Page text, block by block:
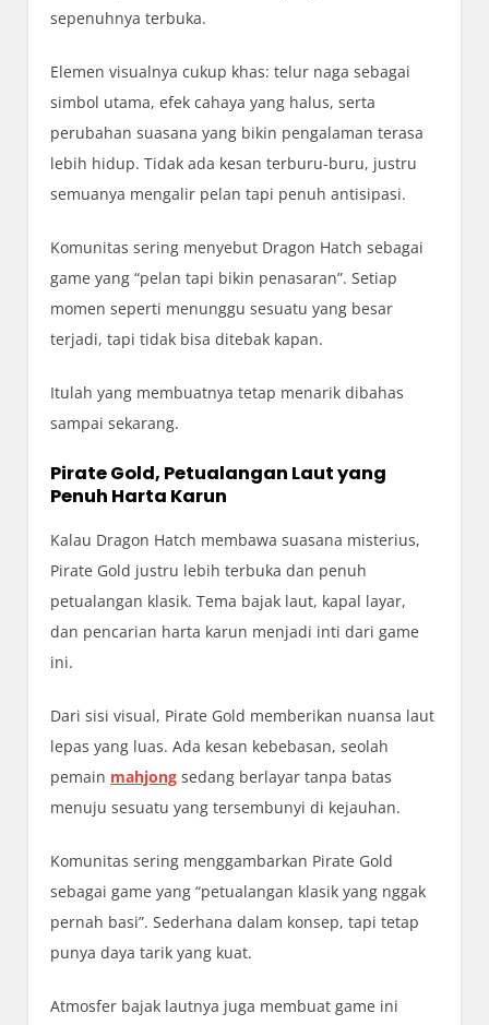
sepenuhnya terbuka.
Elemen visualnya cukup khas: telur naga sebagai
simbol utama, efek cahaya yang halus, serta
perubahan suasana yang bikin pengalaman terasa
lebih hidup. Tidak ada kesan terburu-buru, justru
semuanya mengalir pelan tapi penuh antisipasi.
Komunitas sering menyebut Dragon Hatch sebagai
game yang “pelan tapi bikin penasaran”. Setiap
momen seperti menunggu sesuatu yang besar
terjadi, tapi tidak bisa ditebak kapan.
Itulah yang membuatnya tetap menarik dibahas
sampai sekarang.
Pirate Gold, Petualangan Laut yang
Penuh Harta Karun
Kalau Dragon Hatch membawa suasana misterius,
Pirate Gold justru lebih terbuka dan penuh
petualangan klasik. Tema bajak laut, kapal layar,
dan pencarian harta karun menjadi inti dari game
ini.
Dari sisi visual, Pirate Gold memberikan nuansa laut
lepas yang luas. Ada kesan kebebasan, seolah
pemain mahjong sedang berlayar tanpa batas
menuju sesuatu yang tersembunyi di kejauhan.
Komunitas sering menggambarkan Pirate Gold
sebagai game yang “petualangan klasik yang nggak
pernah basi”. Sederhana dalam konsep, tapi tetap
punya daya tarik yang kuat.
Atmosfer bajak lautnya juga membuat game ini